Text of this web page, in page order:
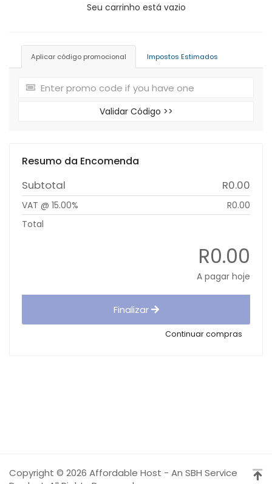
Seu carrinho está vazio
Aplicar código promocional Impostos Estimados
Validar Código >>
Resumo da Encomenda
Subtotal R0.00
VAT @ 15.00%
R0.00
Total
R0.00
A pagar hoje
Finalizar
Continuar compras
Copyright © 2026 Affordable Host - An SBH Service